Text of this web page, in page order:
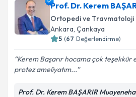
Prof. Dr. Kerem
Ortopedi ve Travmatoloji
Ankara, Çankaya
5 (67 Değerlendirme)
Kerem Başarır hocama çok teşekkür
protez ameliyatım...
Prof. Dr. Kerem BAŞARIR